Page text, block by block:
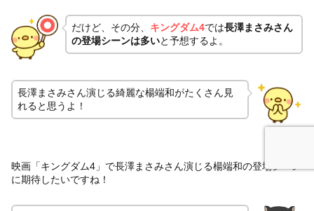
だけど、その分、 キングダム4では長澤まさみさん
の登場シーンは多いと予想するよ。
長澤まさみさん演じる綺麗な楊端和がたくさん見
れると思うよ！
映画「キングダム4」で長澤まさみさん演じる楊端和の登場シーン
に期待したいですね！